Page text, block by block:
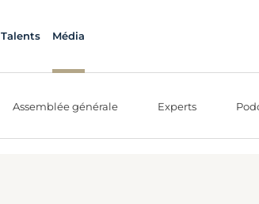
Talents Média
Assemblée générale Experts